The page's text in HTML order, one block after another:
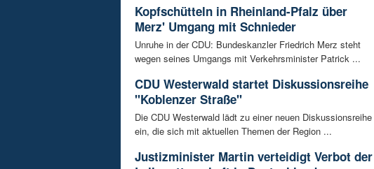
Kopfschütteln in Rheinland-Pfalz über
Merz' Umgang mit Schnieder
Unruhe in der CDU: Bundeskanzler Friedrich Merz steht
wegen seines Umgangs mit Verkehrsminister Patrick ...
CDU Westerwald startet Diskussionsreihe
"Koblenzer Straße"
Die CDU Westerwald lädt zu einer neuen Diskussionsreihe
ein, die sich mit aktuellen Themen der Region ...
Justizminister Martin verteidigt Verbot der